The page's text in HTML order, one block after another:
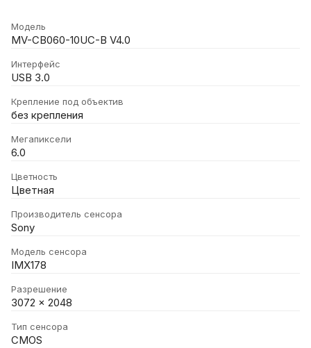
Модель
MV-CB060-10UC-B V4.0
Интерфейс
USB 3.0
Крепление под объектив
без крепления
Мегапиксели
6.0
Цветность
Цветная
Производитель сенсора
Sony
Модель сенсора
IMX178
Разрешение
3072 x 2048
Тип сенсора
CMOS